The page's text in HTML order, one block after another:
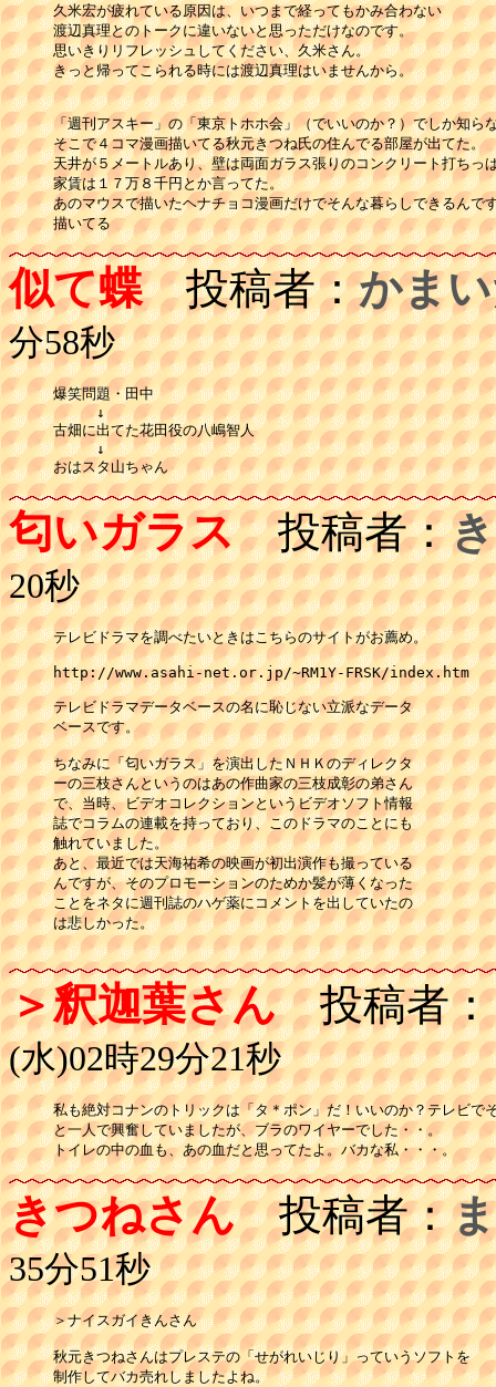
久米宏が疲れている原因は、いつまで経ってもかみ合わない
渡辺真理とのトークに違いないと思っただけなのです。
思いきりリフレッシュしてください、久米さん。
きっと帰ってこられる時には渡辺真理はいませんから。
「週刊アスキー」の「東京トホホ会」（でいいのか？）でしか知ら
そこで４コマ漫画描いてる秋元きつね氏の住んでる部屋が出てた。
天井が５メートルあり、壁は両面ガラス張りのコンクリート打ちっ
家賃は１７万８千円とか言ってた。
あのマウスで描いたヘナチョコ漫画だけでそんな暮らしできるんで
描いてる
似て蝶投稿者：かま
分58秒
爆笑問題・田中
↓
古畑に出てた花田役の八嶋智人
↓
おはスタ山ちゃん
匂いガラス投稿者：
20秒
テレビドラマを調べたいときはこちらのサイトがお薦め。
http://www.asahi-net.or.jp/~RM1Y-FRSK/index.htm
テレビドラマデータベースの名に恥じない立派なデータ
ベースです。
ちなみに「匂いガラス」を演出したＮＨＫのディレクタ
ーの三枝さんというのはあの作曲家の三枝成彰の弟さん
で、当時、ビデオコレクションというビデオソフト情報
誌でコラムの連載を持っており、このドラマのことにも
触れていました。
あと、最近では天海祐希の映画が初出演作も撮っている
んですが、そのプロモーションのためか髪が薄くなった
ことをネタに週刊誌のハゲ薬にコメントを出していたの
は悲しかった。
＞釈迦葉さん投稿者：
(水)02時29分21秒
私も絶対コナンのトリックは「タ＊ポン」だ！いいのか？テレビで
と一人で興奮していましたが、ブラのワイヤーでした・・。
トイレの中の血も、あの血だと思ってたよ。バカな私・・・。
きつねさん投稿者：
35分51秒
＞ナイスガイきんさん
秋元きつねさんはプレステの「せがれいじり」っていうソフトを
制作してバカ売れしましたよね。